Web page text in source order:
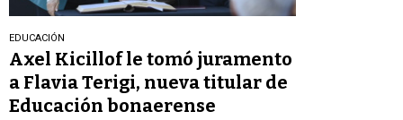
EDUCACIÓN
Axel Kicillof le tomó juramento
a Flavia Terigi, nueva titular de
Educación bonaerense